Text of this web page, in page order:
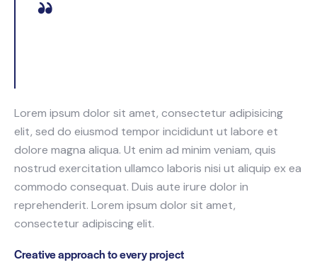
Lorem ipsum dolor sit amet, consectetur adipisicing
elit, sed do eiusmod tempor incididunt ut labore et
dolore magna aliqua. Ut enim ad minim veniam, quis
nostrud exercitation ullamco laboris nisi ut aliquip ex ea
commodo consequat. Duis aute irure dolor in
reprehenderit. Lorem ipsum dolor sit amet,
consectetur adipiscing elit.
Creative approach to every project